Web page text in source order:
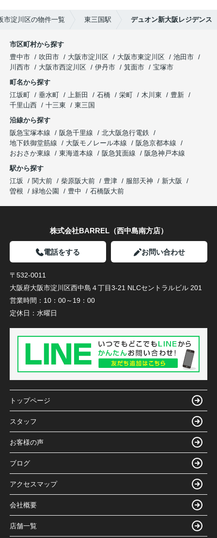
市淀川区の物件一覧 東三国駅 デュオン新大阪レジデンス
市区町村から探す
豊中市
吹田市 大阪市淀川区 大阪市東淀川区
池田市
川西市
大阪市西淀川区 伊丹市 箕面市
宝塚市
町名から探す
江坂町
垂水町 上新田 石橋 栄町 木川東
豊新
千里山西
十三東
東三国
沿線から探す
阪急宝塚本線
阪急千里線
北大阪急行電鉄
地下鉄御堂筋線
大阪モノレール本線
阪急京都本線
おおさか東線
東海道本線 阪急箕面線
阪急神戸本線
駅から探す
江坂
関大前 柴原阪大前 豊津 服部天神
新大阪
曽根
緑地公園 豊中 石橋阪大前
株式会社BARREL（西中島南方店）
電話をする お問い合わせ
〒532-0011
大阪府大阪市淀川区西中島４丁目3-21 NLCセントラルビル 201
営業時間： 10：00～19：00
定休日： 水曜日
トップページ
スタッフ
お客様の声
ブログ
アクセスマップ
会社概要
店舗一覧